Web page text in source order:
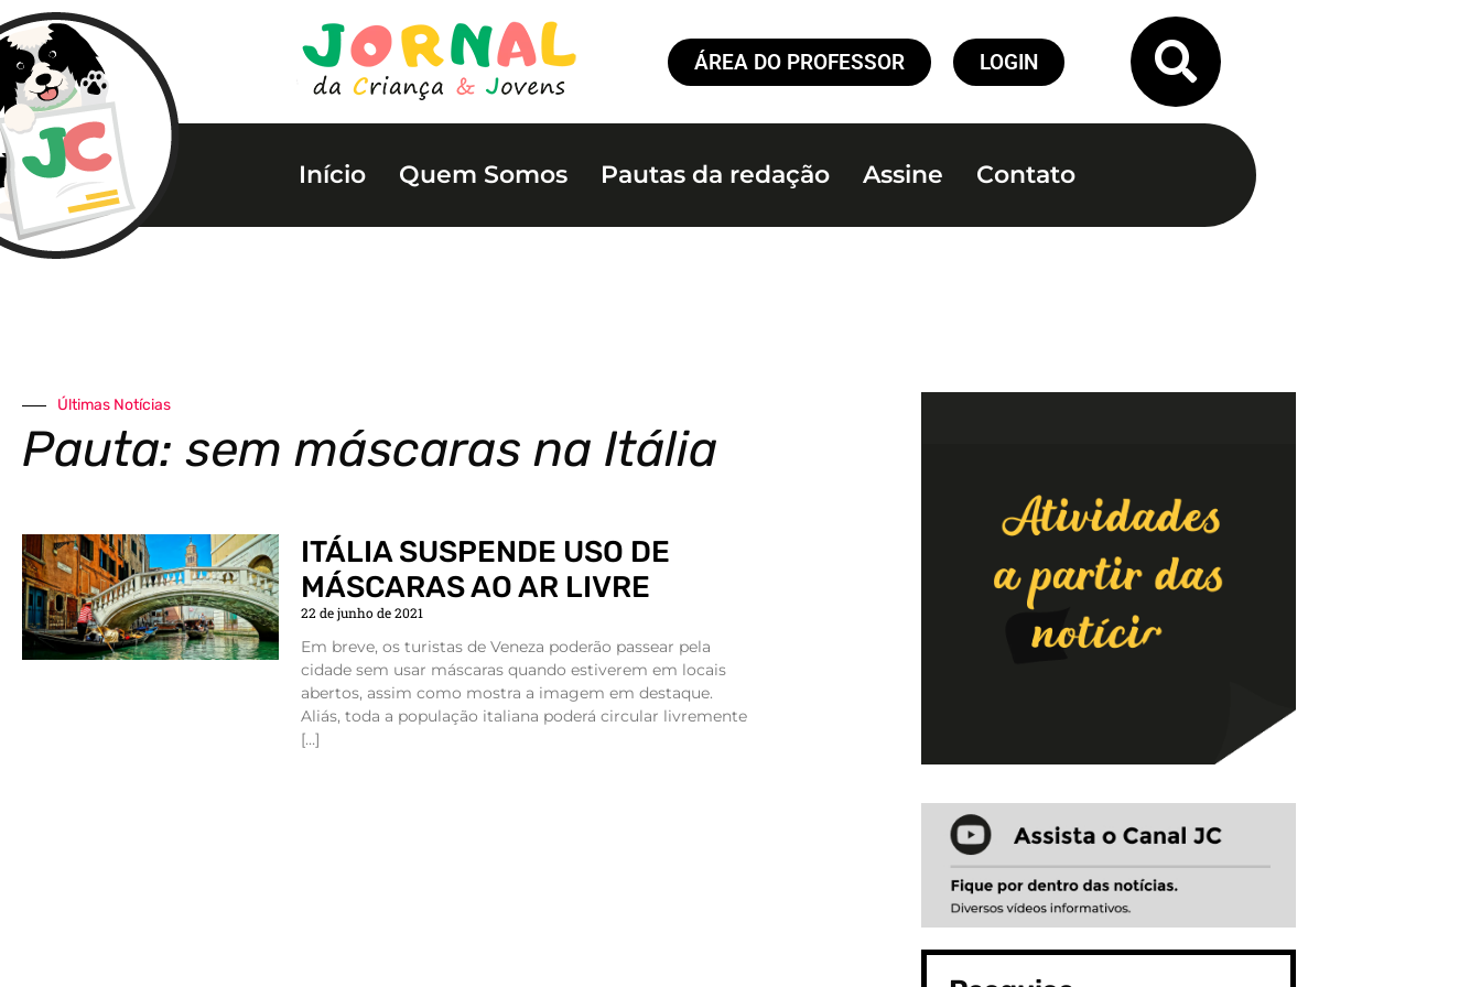
ÁREA DO PROFESSOR LOGIN
Início Quem Somos Pautas da redação Assine Contato
Últimas Notícias
Pauta: sem máscaras na Itália
ITÁLIA SUSPENDE USO DE
MÁSCARAS AO AR LIVRE
22 de junho de 2021
Em breve, os turistas de Veneza poderão passear pela
cidade sem usar máscaras quando estiverem em locais
abertos, assim como mostra a imagem em destaque.
Aliás, toda a população italiana poderá circular livremente
[…]